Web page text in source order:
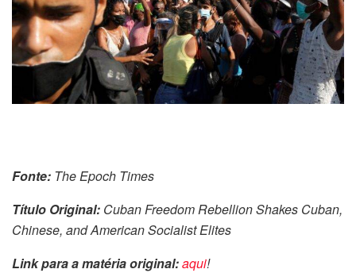
Fonte: The Epoch Times
Título Original: Cuban Freedom Rebellion Shakes Cuban,
Chinese, and American Socialist Elites
Link para a matéria original:aqui!